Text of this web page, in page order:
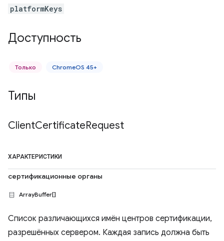
platformKeys
Доступность
Только ChromeOS 45+
Типы
ClientCertificateRequest
ХАРАКТЕРИСТИКИ
сертификационные органы
ArrayBuffer[]
Список различающихся имён центров сертификации,
разрешённых сервером. Каждая запись должна быть